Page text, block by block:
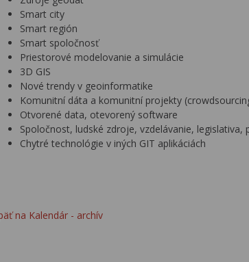
Smart city
Smart región
Smart spoločnosť
Priestorové modelovanie a simulácie
3D GIS
Nové trendy v geoinformatike
Komunitní dáta a komunitní projekty
Otvorené data, otevorený software
Spoločnost, ludské zdroje, vzdelávanie,
Chytré technológie v iných GIT aplikáciách
na Kalendár - archív